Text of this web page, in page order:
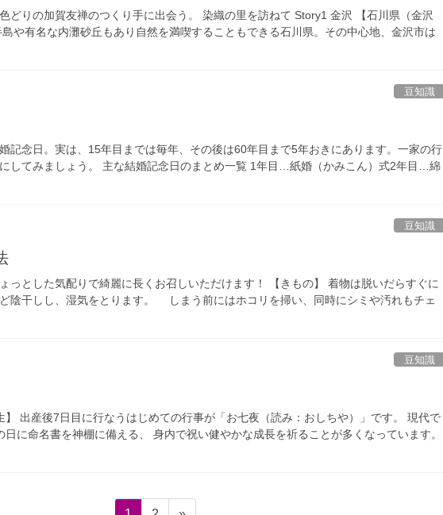
どりの加賀友禅のつくり手に出会う。 染織の里を訪ねて Story1 金沢 【石川県（金沢
や有名な内灘砂丘もあり自然を満喫することもできる石川県。その中心地、金沢市は
豆知識
記念日。実は、15年目までは毎年、その後は60年目まで5年おきにあります。一家の行
してみましょう。 主な結婚記念日のまとめ一覧 1年目…紙婚（かみこん）式2年目…綿
豆知識
っとした気配りで綺麗に長くお召しいただけます！ 【きもの】 着物は脱いだらすぐに
陰干しし、湿気をとります。 しまう前にはホコリを掃い、同時にシミや汚れもチェ
豆知識
出産後7日目に行なうはじめての行事が「お七夜（読み：おしちや）」です。 現代で
に命名書を神棚に備える、 身内で祝い健やかな成長を祈ることが多くなっています。